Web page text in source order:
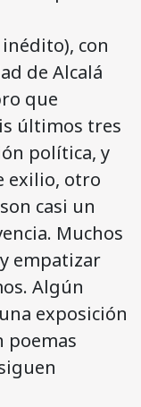
con
de Alcalá
que
últimos tres
política, y
exilio, otro
casi un
Muchos
empatizar
Algún
exposición
poemas